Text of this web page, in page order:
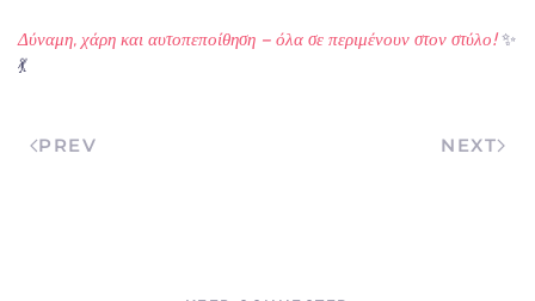
Δύναμη, χάρη και αυτοπεποίθηση – όλα σε περιμένουν στον στύλο!✨
💃
PREV NEXT